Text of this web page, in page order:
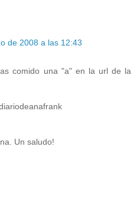
de 2008 a las 12:43
comido una "a" en la url de la
Un saludo!